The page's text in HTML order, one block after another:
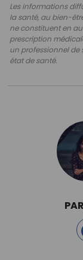
Les informations
la santé, au bien-
ne constituent en
prescription
un professionnel
état de santé.